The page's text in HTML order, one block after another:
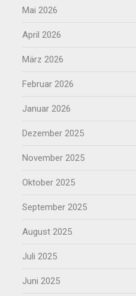
Mai 2026
April 2026
März 2026
Februar 2026
Januar 2026
Dezember 2025
November 2025
Oktober 2025
September 2025
August 2025
Juli 2025
Juni 2025